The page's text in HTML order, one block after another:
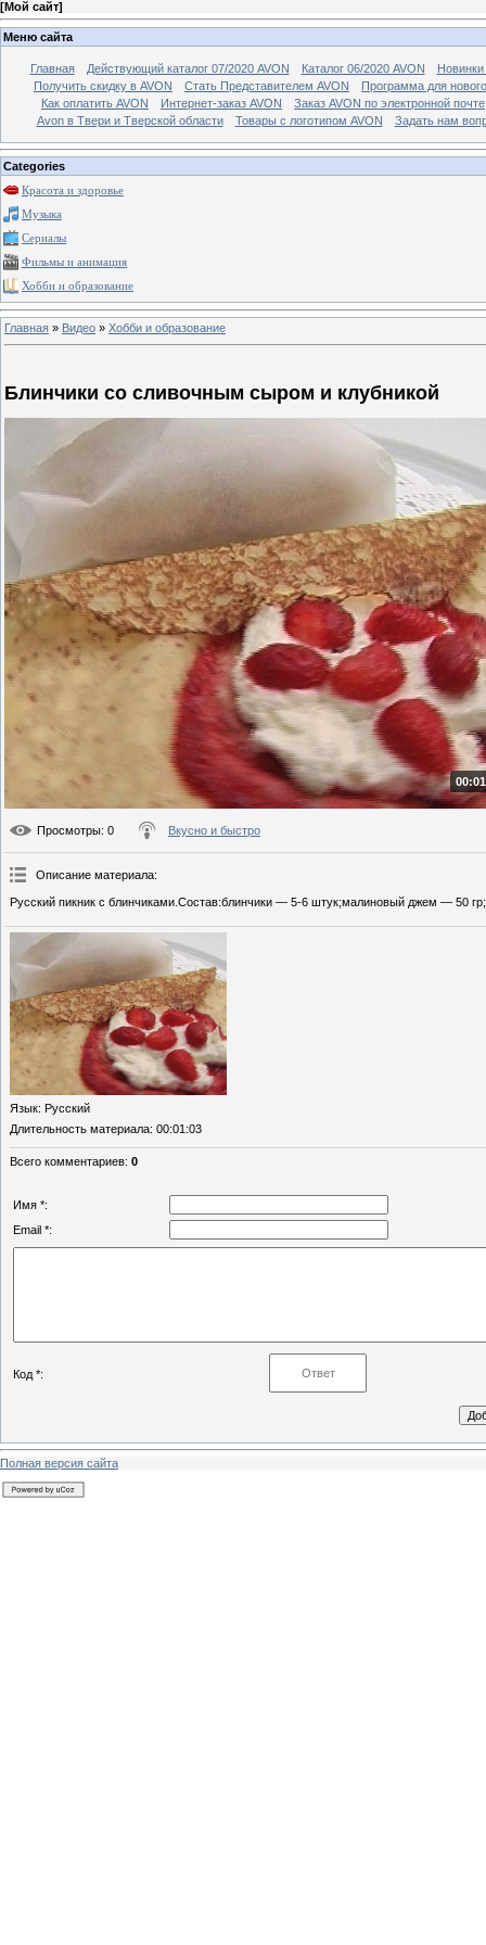
[Мой сайт]
Меню сайта
Главная Действующий каталог 07/2020 AVON Каталог 06/2020 AVON
Новинки
Получить скидку в AVON
Стать Представителем AVON
Программа для
Как оплатить AVON
Интернет-заказ AVON
Заказ AVON по электронной почте
Avon в Твери и Тверской области
Товары с логотипом AVON Задать нам
Categories
Красота и здоровье
Музыка
Сериалы
Фильмы и анимация
Хобби и образование
Главная » Видео » Хобби и образование
Блинчики со сливочным сыром и клубникой
Просмотры: 0 Вкусно и быстро
Описание материала:
Русский пикник с блинчиками.Состав:блинчики — 5-6 штук;малиновый джем — 50
Язык: Русский
Длительность материала: 00:01:03
Всего комментариев: 0
Имя *:
Email *:
Код *:
Полная версия сайта